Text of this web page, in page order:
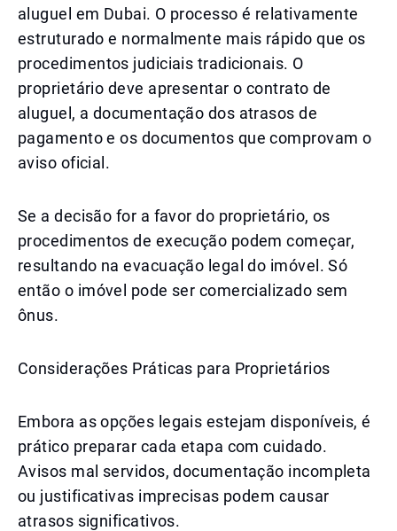
aluguel em Dubai. O processo é relativamente
estruturado e normalmente mais rápido que os
procedimentos judiciais tradicionais. O
proprietário deve apresentar o contrato de
aluguel, a documentação dos atrasos de
pagamento e os documentos que comprovam o
aviso oficial.
Se a decisão for a favor do proprietário, os
procedimentos de execução podem começar,
resultando na evacuação legal do imóvel. Só
então o imóvel pode ser comercializado sem
ônus.
Considerações Práticas para Proprietários
Embora as opções legais estejam disponíveis, é
prático preparar cada etapa com cuidado.
Avisos mal servidos, documentação incompleta
ou justificativas imprecisas podem causar
atrasos significativos.